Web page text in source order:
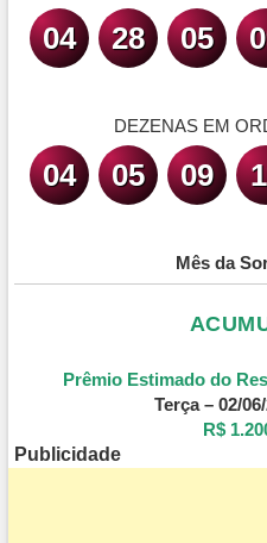
04 28 05
DEZENAS EM
04 05 09
Mês da
Prêmio Estimado do
Terça – 02/
R$
Publicidade